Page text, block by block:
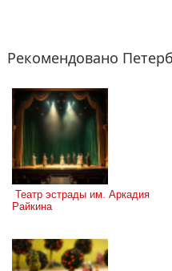
Рекомендовано
Райкина